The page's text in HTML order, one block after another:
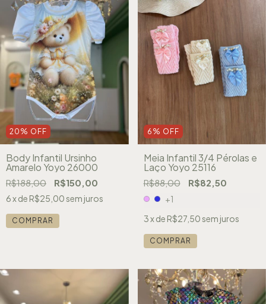
20 % OFF
Body Infantil Ursinho
Amarelo Yoyo 26000
R$188,00 R$150,00
6x de R$25,00sem juros
COMPRAR
6 % OFF
Meia Infantil 3/4 Pérolas e
Laço Yoyo 25116
R$88,00 R$82,50
+1
3x de R$27,50sem juros
COMPRAR